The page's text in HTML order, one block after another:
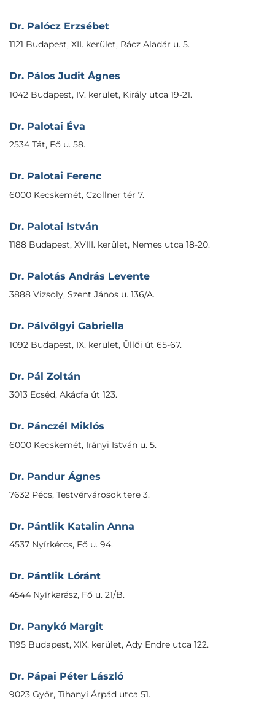
Dr. Palócz Erzsébet
1121 Budapest, XII. kerület, Rácz Aladár u. 5.
Dr. Pálos Judit Ágnes
1042 Budapest, IV. kerület, Király utca 19-21.
Dr. Palotai Éva
2534 Tát, Fő u. 58.
Dr. Palotai Ferenc
6000 Kecskemét, Czollner tér 7.
Dr. Palotai István
1188 Budapest, XVIII. kerület, Nemes utca 18-20.
Dr. Palotás András Levente
3888 Vizsoly, Szent János u. 136/A.
Dr. Pálvölgyi Gabriella
1092 Budapest, IX. kerület, Üllői út 65-67.
Dr. Pál Zoltán
3013 Ecséd, Akácfa út 123.
Dr. Pánczél Miklós
6000 Kecskemét, Irányi István u. 5.
Dr. Pandur Ágnes
7632 Pécs, Testvérvárosok tere 3.
Dr. Pántlik Katalin Anna
4537 Nyírkércs, Fő u. 94.
Dr. Pántlik Lóránt
4544 Nyírkarász, Fő u. 21/B.
Dr. Panykó Margit
1195 Budapest, XIX. kerület, Ady Endre utca 122.
Dr. Pápai Péter László
9023 Győr, Tihanyi Árpád utca 51.